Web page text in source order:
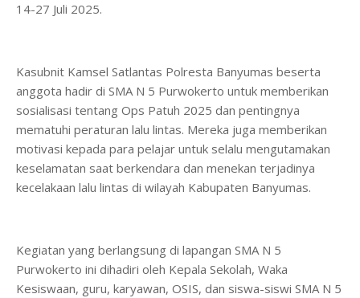
14-27 Juli 2025.
Kasubnit Kamsel Satlantas Polresta Banyumas beserta
anggota hadir di SMA N 5 Purwokerto untuk memberikan
sosialisasi tentang Ops Patuh 2025 dan pentingnya
mematuhi peraturan lalu lintas. Mereka juga memberikan
motivasi kepada para pelajar untuk selalu mengutamakan
keselamatan saat berkendara dan menekan terjadinya
kecelakaan lalu lintas di wilayah Kabupaten Banyumas.
Kegiatan yang berlangsung di lapangan SMA N 5
Purwokerto ini dihadiri oleh Kepala Sekolah, Waka
Kesiswaan, guru, karyawan, OSIS, dan siswa-siswi SMA N 5